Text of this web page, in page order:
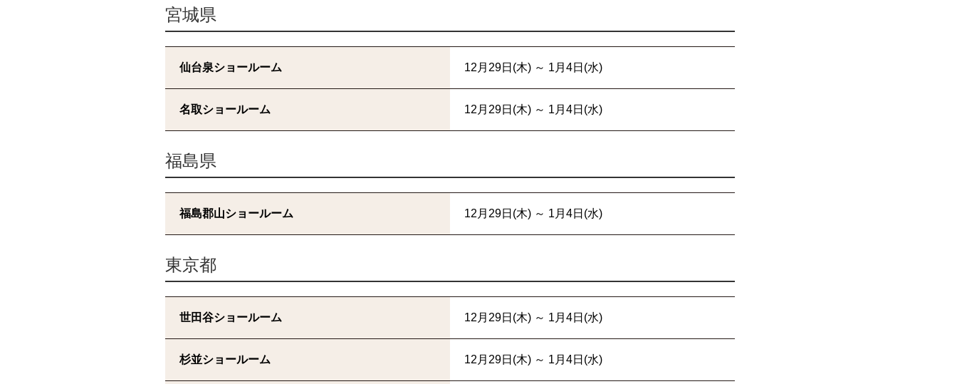
宮城県
仙台泉ショールーム 12月29日(木) ～ 1月4日(水)
名取ショールーム 12月29日(木) ～ 1月4日(水)
福島県
福島郡山ショールーム 12月29日(木) ～ 1月4日(水)
東京都
世田谷ショールーム 12月29日(木) ～ 1月4日(水)
杉並ショールーム 12月29日(木) ～ 1月4日(水)